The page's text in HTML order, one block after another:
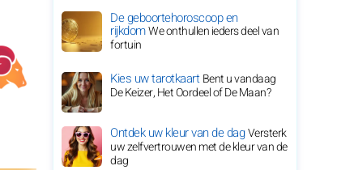
De geboortehoroscoop en
rijkdomWe onthullen ieders deel van
fortuin
Kies uw tarotkaartBent u vandaag
De Keizer, Het Oordeel of De Maan?
Ontdek uw kleur van de dagVersterk
uw zelfvertrouwen met de kleur van de
dag